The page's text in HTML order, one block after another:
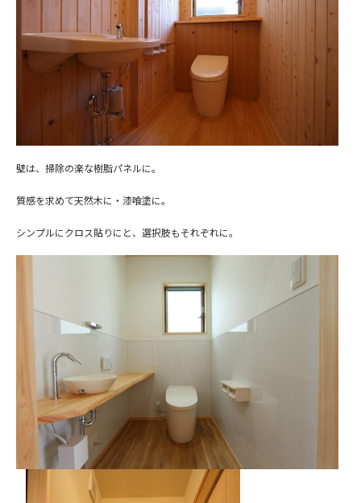
壁は、掃除の楽な樹脂パネルに。
質感を求めて天然木に・漆喰塗に。
シンプルにクロス貼りにと、選択肢もそれぞれに。